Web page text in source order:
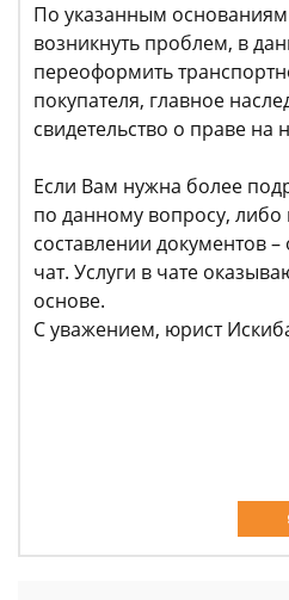
По указанным
возникнуть проблем, в
переоформить
покупателя, главное
свидетельство о праве на
Если Вам нужна более
по данному вопросу,
составлении документов
чат. Услуги в чате
основе.
С уважением, юрист